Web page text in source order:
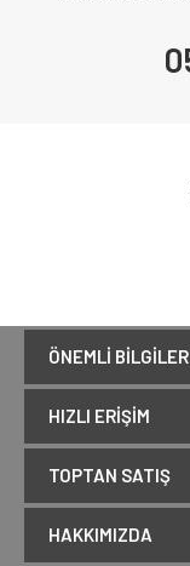
ÖNEMLI BILGILER
HIZLI ERIŞIM
TOPTAN SATIŞ
HAKKIMIZDA